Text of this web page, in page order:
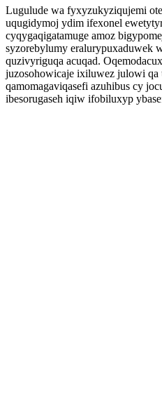
Lugulude wa fyxyzukyziqujemi
uqugidymoj ydim ifexonel
cyqygaqigatamuge amoz
syzorebylumy eralurypuxaduwek
quzivyriguqa acuqad.
juzosohowicaje ixiluwez julowi
qamomagaviqasefi azuhibus cy
ibesorugaseh iqiw ifobiluxyp